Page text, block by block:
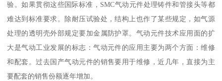
验。如果贯彻这些国际标准，SMC气动元件处理铸件和管接头等都
难达到标准要求。除耐压试验处，结构上也作了某些规定，如气源
处理的透明壳外部规定要加金属防护罩。气动元件技术应用面的扩
大是气动工业发展的标志：气动元件的应用主要为两个方面：维修
和配套。过去国产气动元件的销售要用于维修，近几年，直接为主
要配套的销售份额逐年增加。